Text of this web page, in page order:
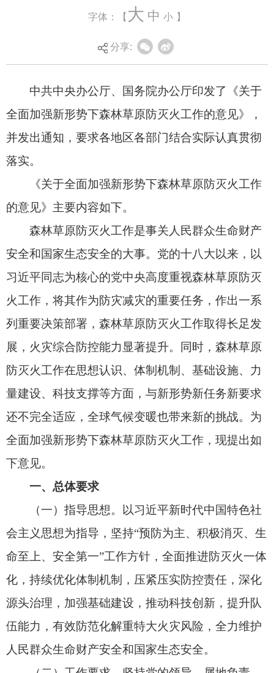
字体：【大 中 小 】
分享:
全面加强新形势下森林草原防灭火工作的意见》，
《关于全面加强新形势下森林草原防灭火工作
的意见》主要内容如下。
安全和国家生态安全的大事。党的十八大以来，以
习近平同志为核心的党中央高度重视森林草原防灭
火工作，将其作为防灾减灾的重要任务，作出一系
列重要决策部署，森林草原防灭火工作取得长足发
展，火灾综合防控能力显著提升。同时，森林草原
量建设、科技支撑等方面，与新形势新任务新要求
还不完全适应，全球气候变暖也带来新的挑战。为
全面加强新形势下森林草原防灭火工作，现提出如
下意见。
一、总体要求
会主义思想为指导，坚持“预防为主、积极消灭、生
命至上、安全第一”工作方针，全面推进防灭火一体
化，持续优化体制机制，压紧压实防控责任，深化
源头治理，加强基础建设，推动科技创新，提升队
伍能力，有效防范化解重特大火灾风险，全力维护
（二）工作要求。坚持党的领导、属地负责，
把党的领导贯彻到森林草原防灭火工作的全过程各
方面，严格落实属地责任。坚持预防为主、防救结
合，把预防工作放在首位，全力防未防危防违，处
置火情打早打小打了。坚持建强基础、补齐短板，
整体推进。坚持依法治理、从严管控，把法治建设
作为重要保障，健全相关法律法规制度，加大执法
力度。坚持科技引领、创新驱动，着眼破解现实难
题，开展基础理论和关键技术攻关，加快先进装备
和信息技术深度应用。